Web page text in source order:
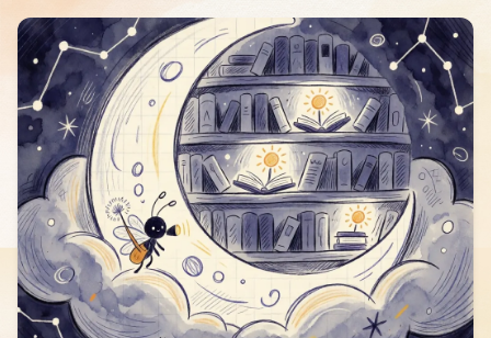
teamwork and facing challenges.